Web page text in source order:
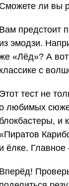
Сможете ли вы
Вам предстоит
из эмодзи.
«Лёд»? А
классике с
Этот тест не
любимых
блокбастеры, и
и ёлке.
Вперёд!